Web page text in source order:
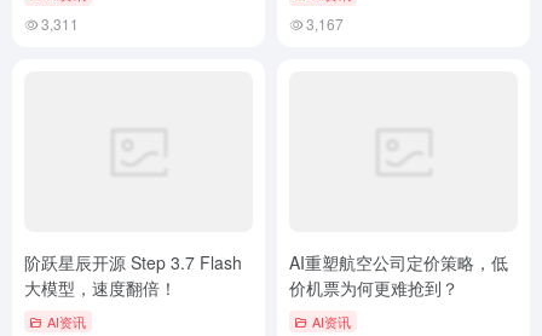
3,311 3,167
阶跃星辰开源 Step 3.7 Flash
大模型，速度翻倍！
AI资讯
AI重塑航空公司定价策略，低
价机票为何更难抢到？
AI资讯